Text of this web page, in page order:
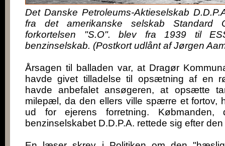
Det Danske Petroleums-Aktieselskab
fra det amerikanske selskab Standard
forkortelsen "S.O". blev fra 1939 til
benzinselskab. (Postkort udlånt af Jørgen
Årsagen til balladen var, at Dragør
havde givet tilladelse til opsætning af en
havde anbefalet ansøgeren, at opsætte
milepæl, da den ellers ville spærre et fortov,
ud for ejerens forretning.
benzinselskabet D.D.P.A. rettede sig efter